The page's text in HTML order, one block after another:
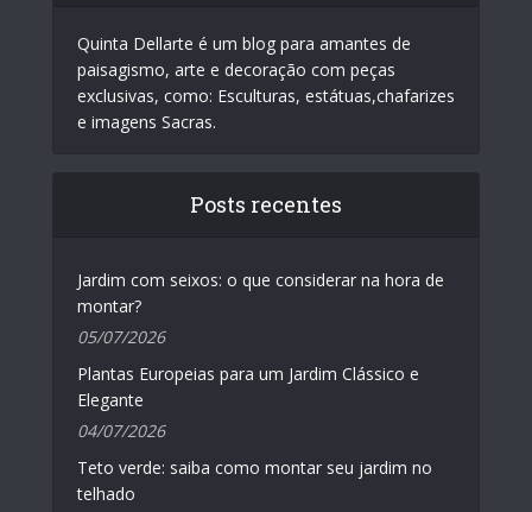
Quinta Dellarte é um blog para amantes de
paisagismo, arte e decoração com peças
exclusivas, como: Esculturas, estátuas,chafarizes
e imagens Sacras.
Posts recentes
Jardim com seixos: o que considerar na hora de
montar?
05/07/2026
Plantas Europeias para um Jardim Clássico e
Elegante
04/07/2026
Teto verde: saiba como montar seu jardim no
telhado